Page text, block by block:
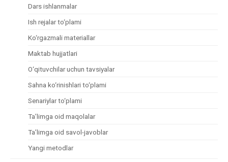
Dars ishlanmalar
Ish rejalar to‘plami
Ko‘rgazmali materiallar
Maktab hujjatlari
O‘qituvchilar uchun tavsiyalar
Sahna ko‘rinishlari to‘plami
Senariylar to‘plami
Ta’limga oid maqolalar
Ta’limga oid savol-javoblar
Yangi metodlar